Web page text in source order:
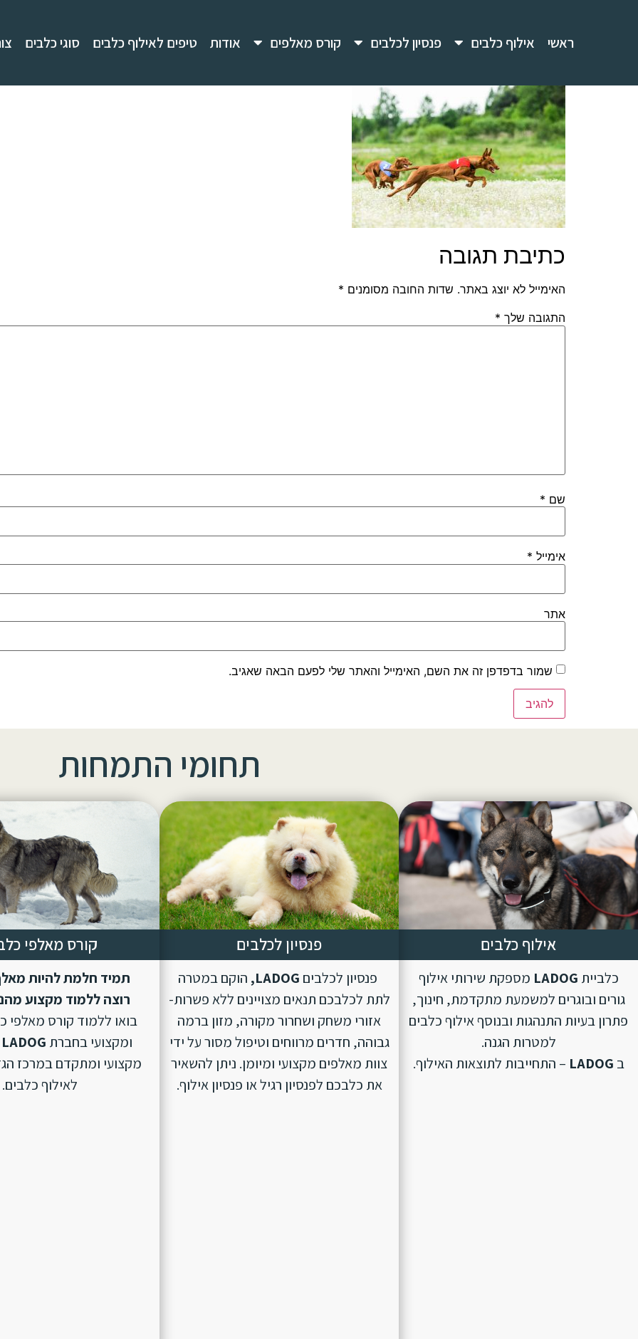
ראשי אילוף כלבים פנסיון לכלבים קורס מאלפים אודות טיפים לאילוף כלבים סוגי כלבים
כתיבת תגובה
האימייל לא יוצג באתר. שדות החובה מסומנים *
התגובה שלך *
שם *
אימייל *
אתר
שמור בדפדפן זה את השם, האימייל והאתר שלי לפעם הבאה שאגיב.
תחומי התמחות
אילוף כלבים
כלביית LADOG מספקת שירותי אילוף
גורים ובוגרים למשמעת מתקדמת, חינוך,
פתרון בעיות התנהגות ובנוסף אילוף כלבים
למטרות הגנה.
ב LADOG – התחייבות לתוצאות האילוף.
פנסיון לכלבים
פנסיון לכלבים LADOG, הוקם במטרה
לתת לכלבכם תנאים מצויינים ללא פשרות-
אזורי משחק ושחרור מקורה, מזון ברמה
גבוהה, חדרים מרווחים וטיפול מסור על ידי
צוות מאלפים מקצועי ומיומן. ניתן להשאיר
את כלבכם לפנסיון רגיל או פנסיון אילוף.
קורס מאלפי
תמיד חלמת להיות
רוצה ללמוד מקצוע
בואו ללמוד קורס מאלפי
ומקצועי בחברת LADOG
מקצועי ומתקדם במרכז
לאילוף כלבים.